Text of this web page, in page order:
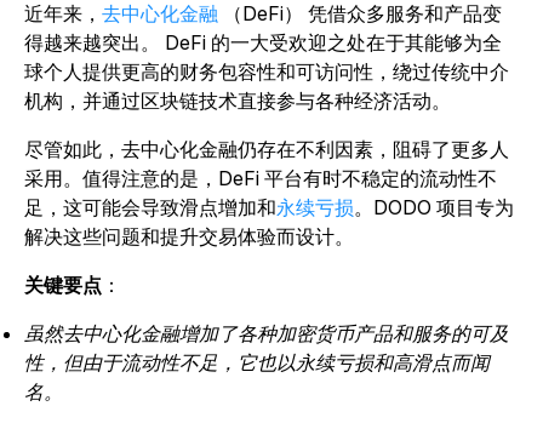
近年来， 去中心化金融 （DeFi） 凭借众多服务和产品变
得越来越突出。
DeFi 的一大受欢迎之处在于其能够为全
球个人提供更高的财务包容性和可访问性，绕过传统中介
机构，并通过区块链技术直接参与各种经济活动。
尽管如此，去中心化金融仍存在不利因素，阻碍了更多人
采用。值得注意的是，DeFi 平台有时不稳定的流动性不
足，这可能会导致滑点增加和永续亏损。 DODO 项目专为
解决这些问题和提升交易体验而设计。
关键要点 ：
虽然去中心化金融增加了各种加密货币产品和服务的可及
性，但由于流动性不足，它也以永续亏损和高滑点而闻
名。